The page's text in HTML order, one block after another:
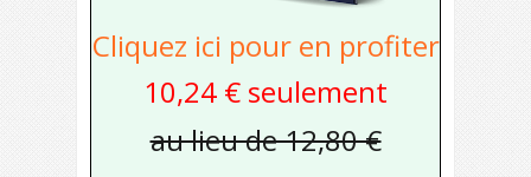
Cliquez ici pour en profiter
10,24 € seulement
au lieu de 12,80 €